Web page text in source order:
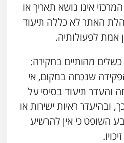
אינו נושא תאריך או
האתר לא כללה תיעוד
אמת לפעולותיה.
מהותיים בחקירה:
שנכחה במקום, אי
והעדר תיעוד בסיסי על
ובהיעדר ראיות ישירות או
השופט כי אין להרשיע